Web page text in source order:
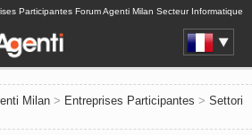
Participantes Forum Agenti Milan Secteur Informatique
Milan > Entreprises Participantes >Settori